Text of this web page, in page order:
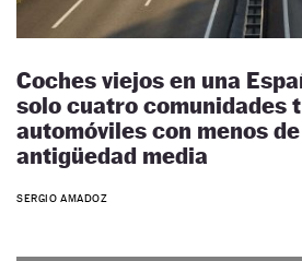
Coches viejos en una
solo cuatro comunidades
automóviles con menos
antigüedad media
SERGIO AMADOZ